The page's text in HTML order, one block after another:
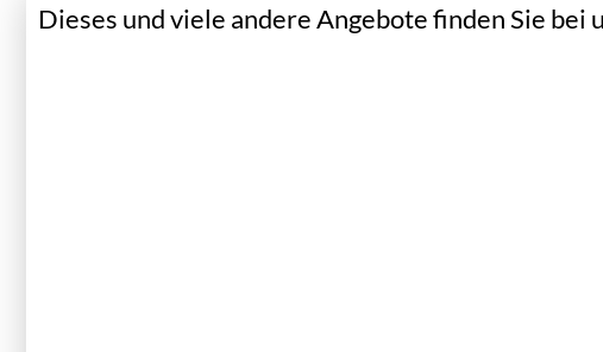
Dieses und viele andere Angebote finden Sie bei